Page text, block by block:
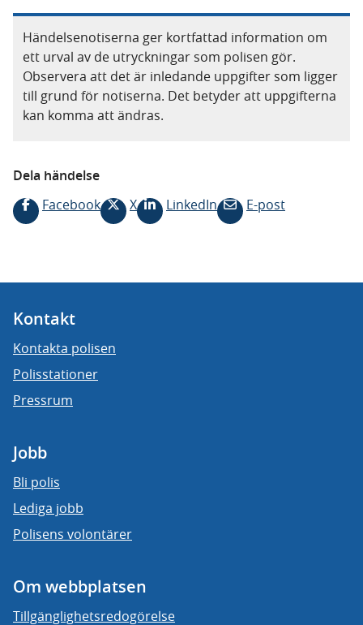
Händelsenotiserna ger kortfattad information om
ett urval av de utryckningar som polisen gör.
Observera att det är inledande uppgifter som ligger
till grund för notiserna. Det betyder att uppgifterna
kan komma att ändras.
Dela händelse
Facebook
X LinkedIn E-post
Kontakt
Kontakta polisen
Polisstationer
Pressrum
Jobb
Bli polis
Lediga jobb
Polisens volontärer
Om webbplatsen
Tillgänglighetsredogörelse